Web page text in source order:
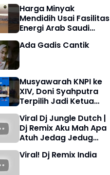
Harga Minyak
Mendidih Usai Fasilitas
Energi Arab Saudi
Ada Gadis Cantik
Musyawarah KNPI ke
XIV, Doni Syahputra
Terpilih Jadi Ketua
Periode 2023-2026
Viral Dj Jungle Dutch |
Dj Remix Aku Mah Apa
Atuh Jedag Jedug
Viral! Dj Remix India